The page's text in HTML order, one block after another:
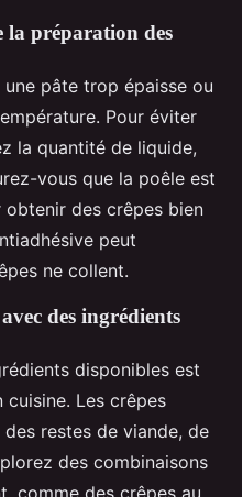
la préparation des
une pâte trop épaisse ou
Pour éviter
la quantité de liquide,
vous que la poêle est
des crêpes bien
peut
ne collent.
des ingrédients
disponibles est
cuisine. Les crêpes
restes de viande, de
des combinaisons